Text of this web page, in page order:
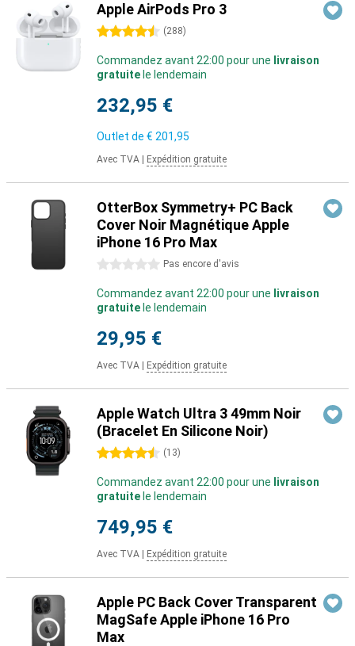
Apple AirPods Pro 3
4.5 étoiles (288)
Commandez avant 22:00 pour une livraison
gratuite le lendemain
232,95 €
Outlet de € 201,95
Avec TVA Expédition gratuite
OtterBox Symmetry+ PC Back
Cover Noir Magnétique Apple
iPhone 16 Pro Max
0 étoiles Pas encore d'avis
Commandez avant 22:00 pour une livraison
gratuite le lendemain
29,95 €
Avec TVA Expédition gratuite
Apple Watch Ultra 3 49mm Noir
(Bracelet En Silicone Noir)
4.5 étoiles (13)
Commandez avant 22:00 pour une livraison
gratuite le lendemain
749,95 €
Avec TVA Expédition gratuite
Apple PC Back Cover Transparent
MagSafe Apple iPhone 16 Pro
Max